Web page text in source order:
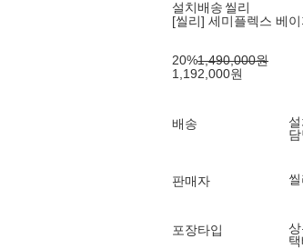
설치배송 씰리
[씰리] 세미플렉스 베
20%1,490,000원
1,192,000원
배송
판매자
포장타입